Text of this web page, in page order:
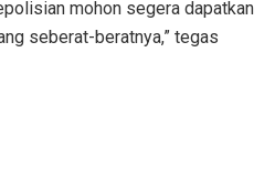
mohon segera dapatkan
seberat-beratnya,” tegas